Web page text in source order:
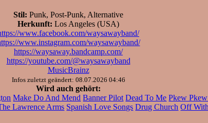
Stil: Punk, Post-Punk, Alternative
Herkunft: Los Angeles (USA)
www.facebook.com/waysawayband/
www.instagram.com/waysawayband/
https://waysaway.bandcamp.com/
https://youtube.com/@waysawayband
MusicBrainz
Infos zuletzt geändert: 08.07.2026 04:46
Wird auch gehört:
Make Do And Mend Banner Pilot Dead To Me Pkew
Lawrence Arms Spanish Love Songs Drug Church Off